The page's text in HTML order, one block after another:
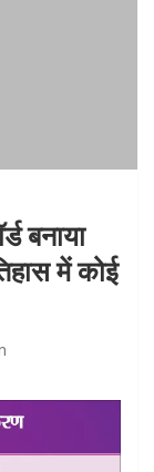
बनाया
में कोई